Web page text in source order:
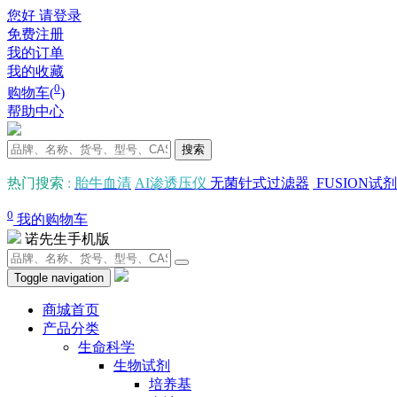
您好 请登录
免费注册
我的订单
我的收藏
购物车(0)
帮助中心
搜索
热门搜索 : 胎牛血清 AI渗透压仪 无菌针式过滤器 FUSION试剂
0 我的购物车
诺先生手机版
Toggle navigation
商城首页
产品分类
生命科学
生物试剂
培养基